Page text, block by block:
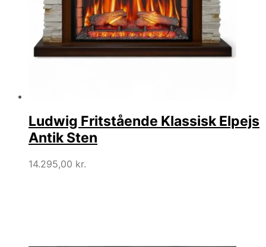
Ludwig Fritstående Klassisk Elpejs
Antik Sten
14.295,00 kr.